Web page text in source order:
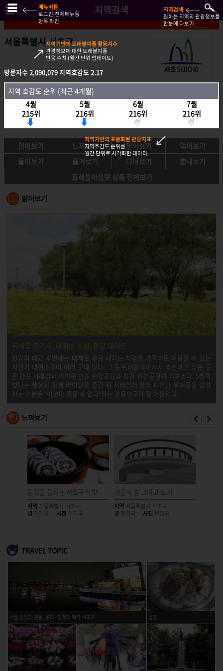
지역검색
서울특별시 서초구
방문자수2,090,079지역호감도 2.17
지역호감도 순위 (최근 4개월)
4월
215위
5월
216위
6월
216위
7월
216위
읽어보기 느껴보기 알아보기
먹어보기
둘러보기
즐겨보기 다녀보기
뽐내보기
트래블아울렛 상품 전체보기
읽어보기
유채꽃 한가득, 바퀴는 씽씽, 한강 데이트
한강의 대교 주변에는 대체로 무료 내지는 저렴한 가격대로 이용할 수 있는
자전거 대여소들이 여러 군데 있다. 그중 트래블아이에서 추천하고 싶은 곳
은 반포 서래섬과 가까운 반포 한강공원과 잠원 한강공원의 대여소다. 5월의
빛나는 햇살과 함께 라이딩을 즐긴 뒤 서래섬에 활짝 피어난 유채꽃을 감상
하는 기분은 ‘이보다 좋을 수 없다’라는 관용어구가 잘 어울린다.
느껴보기
감성을 울리는 서초구의 맛
지역 서울특별시 서초구
글 편집국 사진 편집국
서울의 밤 그리고 노래
지역 서울특별시 서초구
글 편집국 사진 편집국
TRAVEL TOPIC
서울 정남의 관문, 문화·행정의 메카 서초구 곱창
방문자수2,090,079지역호감도 2.17
지역 호감도 순위 (최근 4개월)
4월
215위
5월
216위
6월
216위
7월
216위
메뉴버튼
로그인,전체메뉴등
항목 확인
지역검색
원하는 지역의 관광정보를
한눈에 다보기
지역기반의 트래블피플 활동지수
관광정보에 대한 트래블피플
반응 수치 (월간 단위 업데이트)
지역기반의 표준화된 관광지표
지역호감도 순위를
월간 단위로 시각화한 데이터